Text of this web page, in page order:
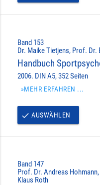
Band 153
Dr. Maike Tietjens, Prof. Dr.
Handbuch
2006. DIN A5, 352 Seiten
»MEHR ERFAHREN ...
done AUSWÄHLEN
Band 147
Prof. Dr. Andreas
Klaus Roth